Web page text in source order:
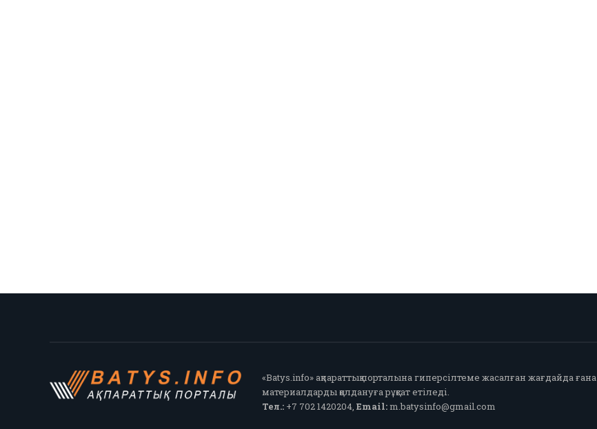
«Batys.info» ақпараттық порталына гиперсілтеме жасалған жағдайда ғана
материалдарды қолдануға рұқсат етіледі.
Тел.:+7 702 1420204, Email:m.batysinfo@gmail.com